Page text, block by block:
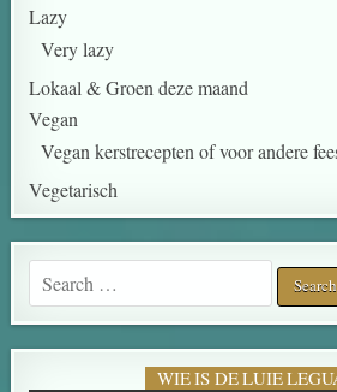
Lazy
Very lazy
Lokaal & Groen deze maand
Vegan
Vegan kerstrecepten of voor andere
Vegetarisch
Search for:
WIE IS DE LUIE